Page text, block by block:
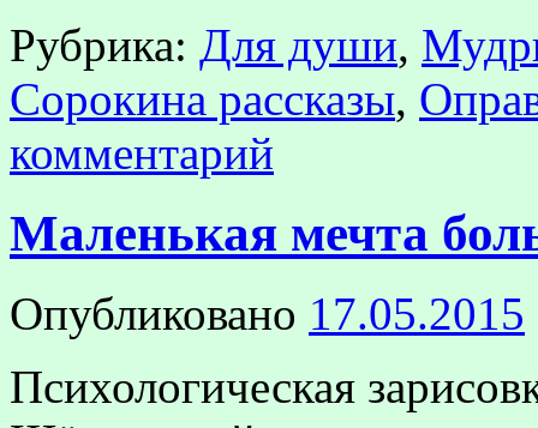
Рубрика: Для души,
Сорокина рассказы,
комментарий
Маленькая мечта
Опубликовано 17.05.2015
Психологическая